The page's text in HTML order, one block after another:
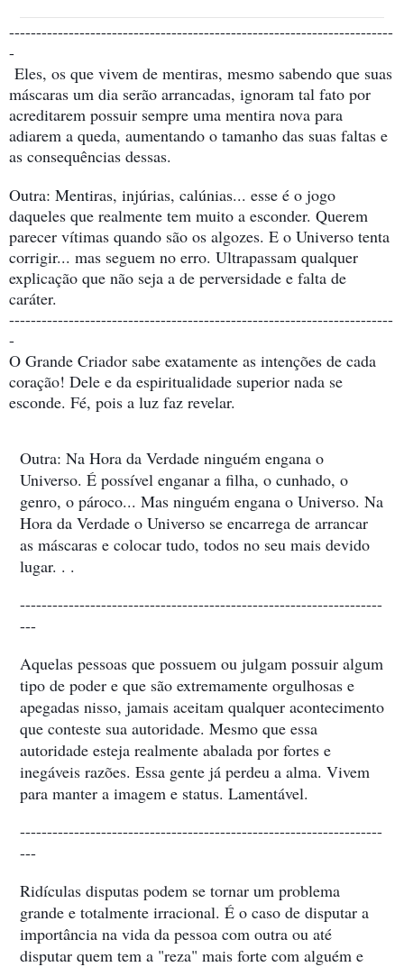
-----------------------------------------------------------------------
-
Eles, os que vivem de mentiras, mesmo sabendo que suas
máscaras um dia serão arrancadas, ignoram tal fato por
acreditarem possuir sempre uma mentira nova para
adiarem a queda, aumentando o tamanho das suas faltas e
as consequências dessas.
Outra: Mentiras, injúrias, calúnias... esse é o jogo
daqueles que realmente tem muito a esconder. Querem
parecer vítimas quando são os algozes. E o Universo tenta
corrigir... mas seguem no erro. Ultrapassam qualquer
explicação que não seja a de perversidade e falta de
caráter.
-----------------------------------------------------------------------
-
O Grande Criador sabe exatamente as intenções de cada
coração! Dele e da espiritualidade superior nada se
esconde. Fé, pois a luz faz revelar.
Outra: Na Hora da Verdade ninguém engana o
Universo. É possível enganar a filha, o cunhado, o
genro, o pároco... Mas ninguém engana o Universo. Na
Hora da Verdade o Universo se encarrega de arrancar
as máscaras e colocar tudo, todos no seu mais devido
lugar. . .
-------------------------------------------------------------------
---
Aquelas pessoas que possuem ou julgam possuir algum
tipo de poder e que são extremamente orgulhosas e
apegadas nisso, jamais aceitam qualquer acontecimento
que conteste sua autoridade. Mesmo que essa
autoridade esteja realmente abalada por fortes e
inegáveis razões. Essa gente já perdeu a alma. Vivem
para manter a imagem e status. Lamentável.
-------------------------------------------------------------------
---
Ridículas disputas podem se tornar um problema
grande e totalmente irracional. É o caso de disputar a
importância na vida da pessoa com outra ou até
disputar quem tem a "reza" mais forte com alguém e